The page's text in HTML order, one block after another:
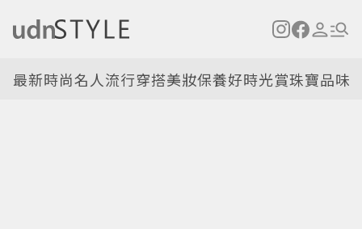
最新時尚名人流行穿搭美妝保養好時光賞珠寶品味